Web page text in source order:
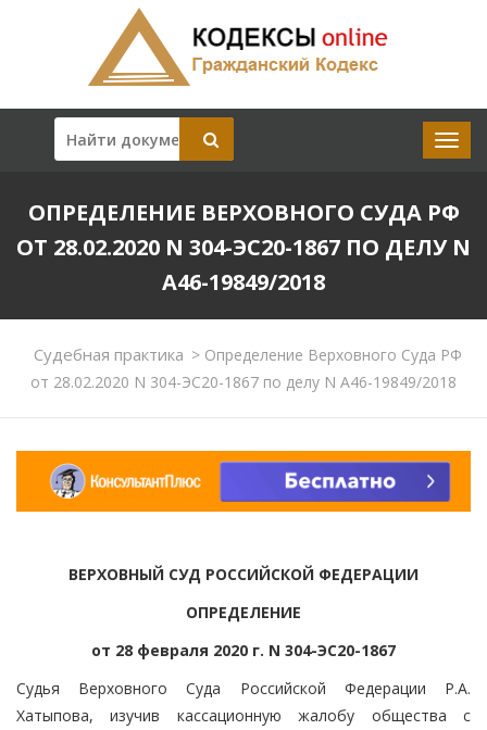
ОПРЕДЕЛЕНИЕ ВЕРХОВНОГО СУДА РФ
ОТ 28.02.2020 N 304-ЭС20-1867 ПО ДЕЛУ N
А46-19849/2018
Судебная практика >Определение Верховного Суда РФ
от 28.02.2020 N 304-ЭС20-1867 по делу N А46-19849/2018
ВЕРХОВНЫЙ СУД РОССИЙСКОЙ ФЕДЕРАЦИИ
ОПРЕДЕЛЕНИЕ
от 28 февраля 2020 г. N 304-ЭС20-1867
Судья Верховного Суда Российской Федерации Р.А.
Хатыпова, изучив кассационную жалобу общества с